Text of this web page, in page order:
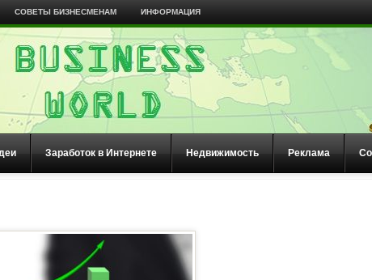
СОВЕТЫ БИЗНЕСМЕНАМ ИНФОРМАЦИЯ
Заработок в Интернете Недвижимость Реклама